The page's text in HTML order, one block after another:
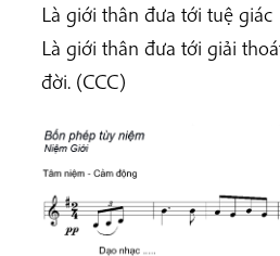
Là giới thân đưa tới tuệ giác
Là giới thân đưa tới giải
đời. (CCC)